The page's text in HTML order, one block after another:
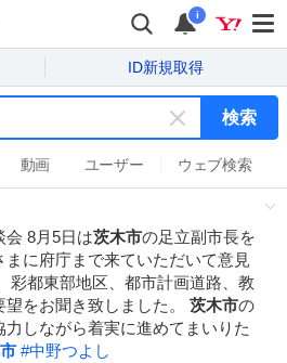
i
ID新規取得
キ
ー
ワ
ド
を
消
す
検索
動画 ユーザー ウェブ検索
会 8月5日は茨木市の足立副市長を
まに府庁まで来ていただいて意見
彩都東部地区、都市計画道路、教
をお聞き致しました。 茨木市の
しながら着実に進めてまいりた
#中野つよし